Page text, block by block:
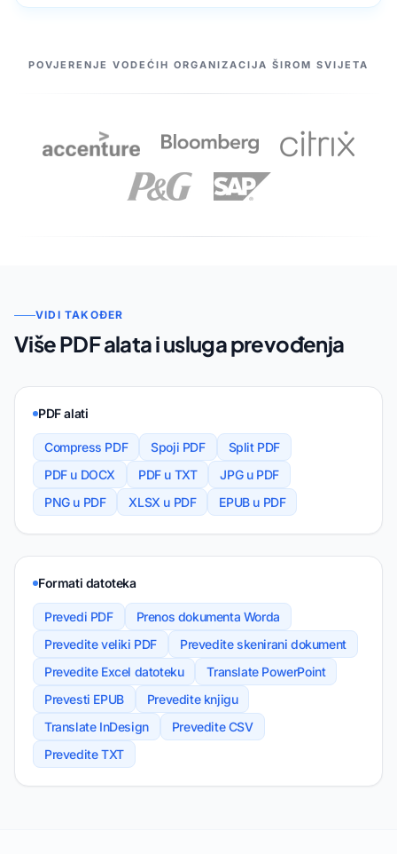
NAŠI PARTNERI
POVJERENJE VODEĆIH ORGANIZACIJA ŠIROM SVIJETA
VIDI TAKOĐER
Više PDF alata i usluga prevođenja
PDF alati
Compress PDF Spoji PDF
Split PDF
PDF u DOCX
PDF u TXT
JPG u PDF
PNG u PDF
XLSX u PDF EPUB u PDF
Formati datoteka
Prevedi PDF
Prenos dokumenta Worda
Prevedite veliki PDF
Prevedite skenirani dokument
Prevedite Excel datoteku
Translate PowerPoint
Prevesti EPUB
Prevedite knjigu
Translate InDesign
Prevedite CSV
Prevedite TXT